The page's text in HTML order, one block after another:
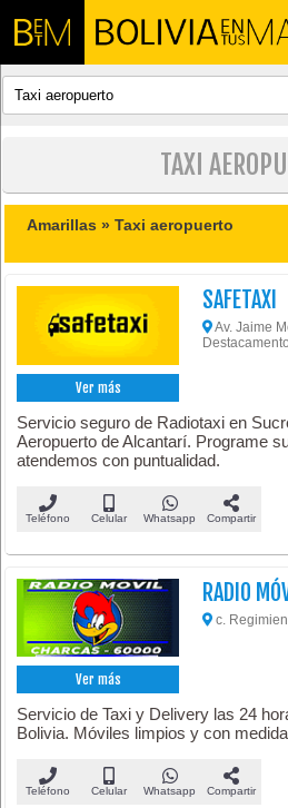
TAXI
Amarillas »Taxi aeropuerto
Ver más
SAFETAXI
Av. Jaime
Servicio seguro de Radiotaxi en
Aeropuerto de Alcantarí. Programe
atendemos con puntualidad.
Teléfono Celular Whatsapp Compartir
Ver más
RADIO
c.
Servicio de Taxi y Delivery las 24
Bolivia. Móviles limpios y con
Teléfono Celular Whatsapp Compartir